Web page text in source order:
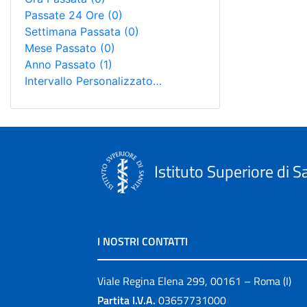
Passate 24 Ore (0)
Settimana Passata (0)
Mese Passato (0)
Anno Passato (1)
Intervallo Personalizzato…
Istituto Superiore di
I NOSTRI CONTATTI
Viale Regina Elena 299, 00161 – Roma (I)
Partita I.V.A. 03657731000